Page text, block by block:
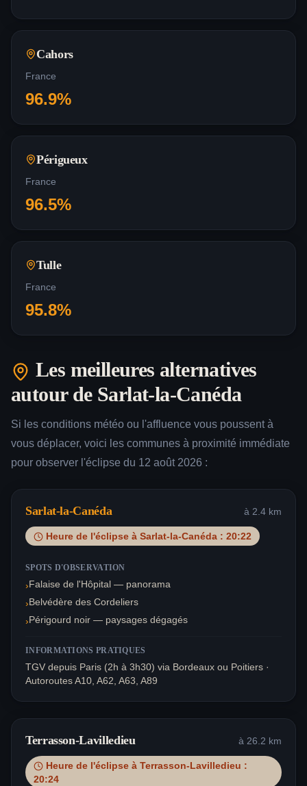
Cahors
France
96.9%
Périgueux
France
96.5%
Tulle
France
95.8%
Les meilleures alternatives
autour de Sarlat-la-Canéda
Si les conditions météo ou l'affluence vous poussent à
vous déplacer, voici les communes à proximité immédiate
pour observer l'éclipse du 12 août 2026 :
Sarlat-la-Canéda à 2.4 km
Heure de l'éclipse à Sarlat-la-Canéda : 20:22
SPOTS D'OBSERVATION
›Falaise de l'Hôpital — panorama
›Belvédère des Cordeliers
›Périgourd noir — paysages dégagés
INFORMATIONS PRATIQUES
TGV depuis Paris (2h à 3h30) via Bordeaux ou Poitiers ·
Autoroutes A10, A62, A63, A89
Terrasson-Lavilledieu à 26.2 km
Heure de l'éclipse à Terrasson-Lavilledieu :
20:24